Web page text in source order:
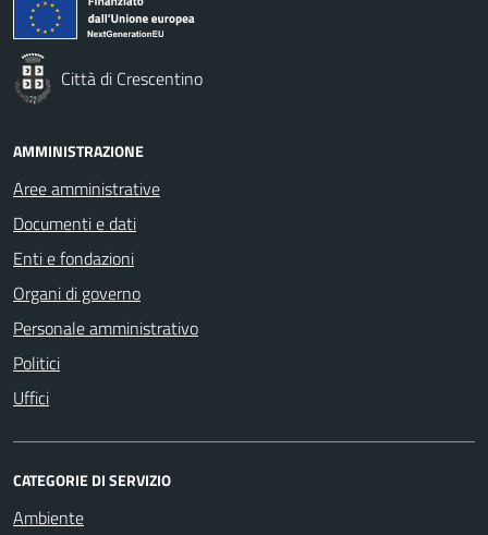
Città di Crescentino
AMMINISTRAZIONE
Aree amministrative
Documenti e dati
Enti e fondazioni
Organi di governo
Personale amministrativo
Politici
Uffici
CATEGORIE DI SERVIZIO
Ambiente